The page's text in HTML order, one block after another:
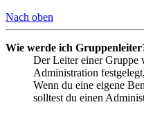
Nach oben
Wie werde ich
Der Leiter einer Gruppe
Administration
Wenn du eine eigene
solltest du einen